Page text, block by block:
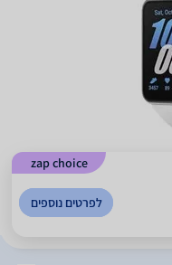
zap choice
לפרטים נוספים